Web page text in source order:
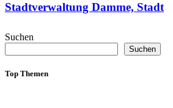
Stadtverwaltung Damme, Stadt
Suchen
Suchen
Top Themen